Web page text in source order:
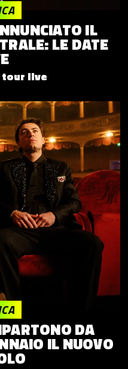
IL
LE DATE
tour live
DA
IL NUOVO